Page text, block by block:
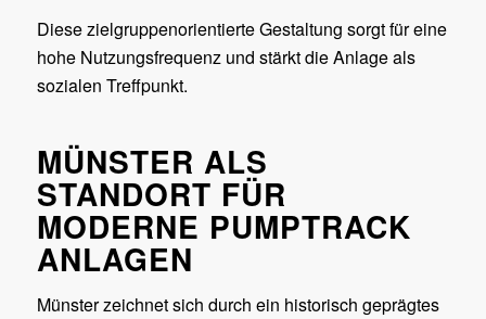
Diese zielgruppenorientierte Gestaltung sorgt für eine
hohe Nutzungsfrequenz und stärkt die Anlage als
sozialen Treffpunkt.
MÜNSTER ALS
STANDORT FÜR
MODERNE PUMPTRACK
ANLAGEN
Münster zeichnet sich durch ein historisch geprägtes